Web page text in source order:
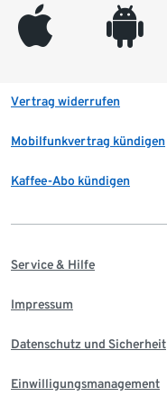
appleinc android
Vertrag widerrufen
Mobilfunkvertrag kündigen
Kaffee-Abo kündigen
Service & Hilfe
Impressum
Datenschutz und Sicherheit
Einwilligungsmanagement